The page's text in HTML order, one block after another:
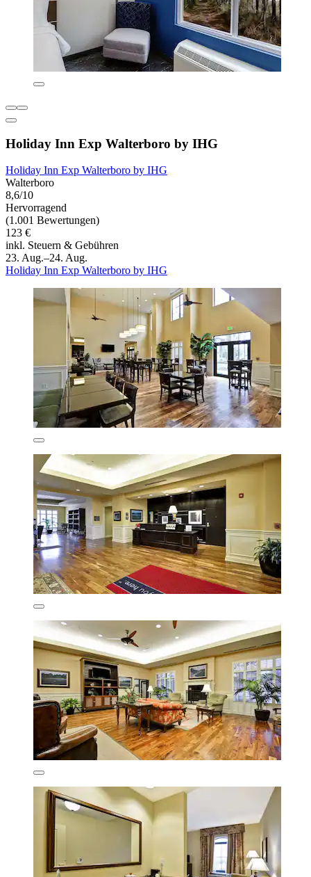
Holiday Inn Exp Walterboro by IHG
Holiday Inn Exp Walterboro by IHG
Walterboro
8,6/10
Hervorragend
(1.001 Bewertungen)
123 €
inkl. Steuern & Gebühren
23. Aug.–24. Aug.
Holiday Inn Exp Walterboro by IHG